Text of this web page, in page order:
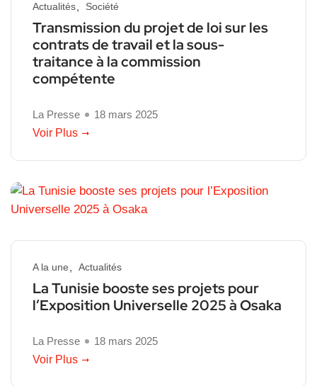
Actualités Société
Transmission du projet de loi sur les
contrats de travail et la sous-
traitance à la commission
compétente
La Presse
18 mars 2025
Voir Plus
A la une Actualités
La Tunisie booste ses projets pour
l’Exposition Universelle 2025 à Osaka
La Presse
18 mars 2025
Voir Plus